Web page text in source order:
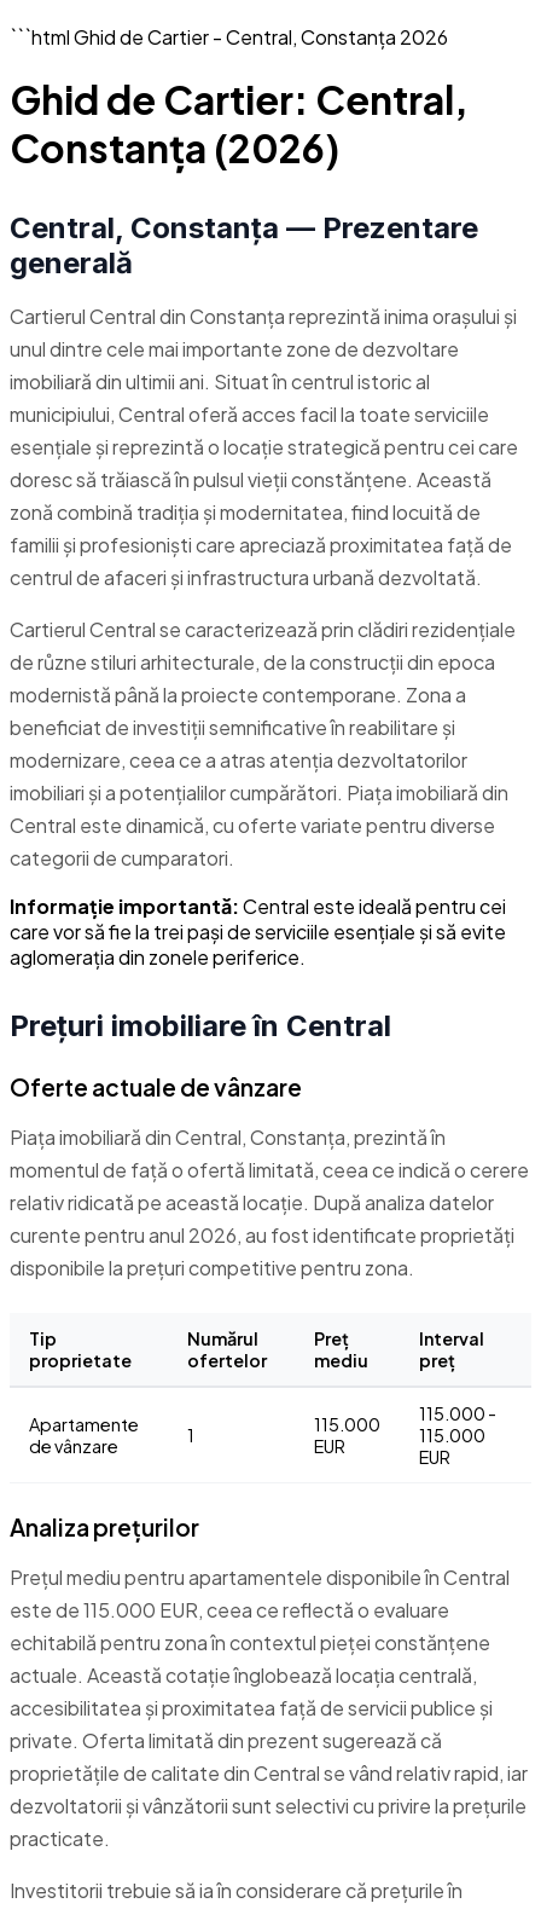
```html Ghid de Cartier - Central, Constanța 2026
Ghid de Cartier: Central,
Constanța (2026)
Central, Constanța — Prezentare
generală
Cartierul Central din Constanța reprezintă inima orașului și
unul dintre cele mai importante zone de dezvoltare
imobiliară din ultimii ani. Situat în centrul istoric al
municipiului, Central oferă acces facil la toate serviciile
esențiale și reprezintă o locație strategică pentru cei care
doresc să trăiască în pulsul vieții constănțene. Această
zonă combină tradiția și modernitatea, fiind locuită de
familii și profesioniști care apreciază proximitatea față de
centrul de afaceri și infrastructura urbană dezvoltată.
Cartierul Central se caracterizează prin clădiri rezidențiale
de různe stiluri arhitecturale, de la construcții din epoca
modernistă până la proiecte contemporane. Zona a
beneficiat de investiții semnificative în reabilitare și
modernizare, ceea ce a atras atenția dezvoltatorilor
imobiliari și a potențialilor cumpărători. Piața imobiliară din
Central este dinamică, cu oferte variate pentru diverse
categorii de cumparatori.
Informație importantă:Central este ideală pentru cei
care vor să fie la trei pași de serviciile esențiale și să evite
aglomerația din zonele periferice.
Prețuri imobiliare în Central
Oferte actuale de vânzare
Piața imobiliară din Central, Constanța, prezintă în
momentul de față o ofertă limitată, ceea ce indică o cerere
relativ ridicată pe această locație. După analiza datelor
curente pentru anul 2026, au fost identificate proprietăți
disponibile la prețuri competitive pentru zona.
Tip
proprietate
Numărul
ofertelor
Preț
mediu
Interval
preț
Apartamente
de vânzare
1
115.000
EUR
115.000 -
115.000
EUR
Analiza prețurilor
Prețul mediu pentru apartamentele disponibile în Central
este de 115.000 EUR, ceea ce reflectă o evaluare
echitabilă pentru zona în contextul pieței constănțene
actuale. Această cotație înglobează locația centrală,
accesibilitatea și proximitatea față de servicii publice și
private. Oferta limitată din prezent sugerează că
proprietățile de calitate din Central se vând relativ rapid, iar
dezvoltatorii și vânzătorii sunt selectivi cu privire la prețurile
practicate.
Investitorii trebuie să ia în considerare că prețurile în